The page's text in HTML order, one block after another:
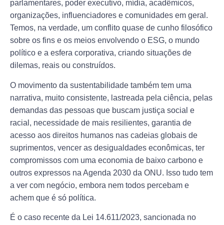
parlamentares, poder executivo, mídia, acadêmicos,
organizações, influenciadores e comunidades em geral.
Temos, na verdade, um conflito quase de cunho filosófico
sobre os fins e os meios envolvendo o ESG, o mundo
político e a esfera corporativa, criando situações de
dilemas, reais ou construídos.
O movimento da sustentabilidade também tem uma
narrativa, muito consistente, lastreada pela ciência, pelas
demandas das pessoas que buscam justiça social e
racial, necessidade de mais resilientes, garantia de
acesso aos direitos humanos nas cadeias globais de
suprimentos, vencer as desigualdades econômicas, ter
compromissos com uma economia de baixo carbono e
outros expressos na Agenda 2030 da ONU. Isso tudo tem
a ver com negócio, embora nem todos percebam e
achem que é só política.
É o caso recente da Lei 14.611/2023, sancionada no